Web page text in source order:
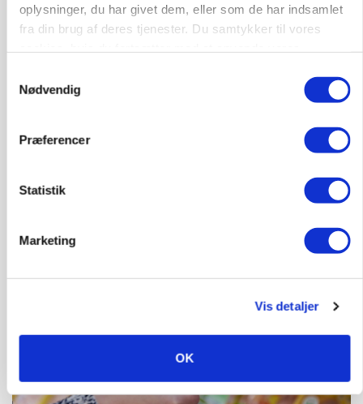
oplysninger, du har givet dem, eller som de har indsamlet
fra din brug af deres tjenester. Du samtykker til vores
Nødvendig
Præferencer
Statistik
Marketing
Vis detaljer
OK
konkurrence- og produktionsvilkår